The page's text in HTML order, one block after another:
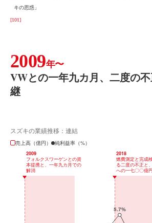
キの思惑」
[101]
2009年〜
VWとの一年九カ月、二度の
継
スズキの業績推移：連結
売上高（億円）
純利益率（%）